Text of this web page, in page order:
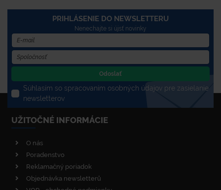
PRIHLÁSENIE DO NEWSLETTERU
Nenechajte si újsť novinky
Odoslať
Súhlasím so spracovaním osobných údajov pre zasielanie
newsletterov
UŽITOČNÉ INFORMÁCIE
O nás
Poradenstvo
Reklamačný poriadok
Objednávka newsletterů